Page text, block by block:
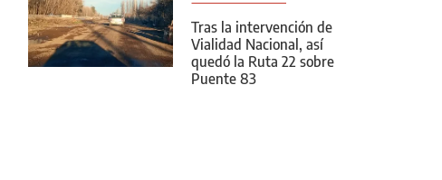
Tras la intervención de
Vialidad Nacional, así
quedó la Ruta 22 sobre
Puente 83